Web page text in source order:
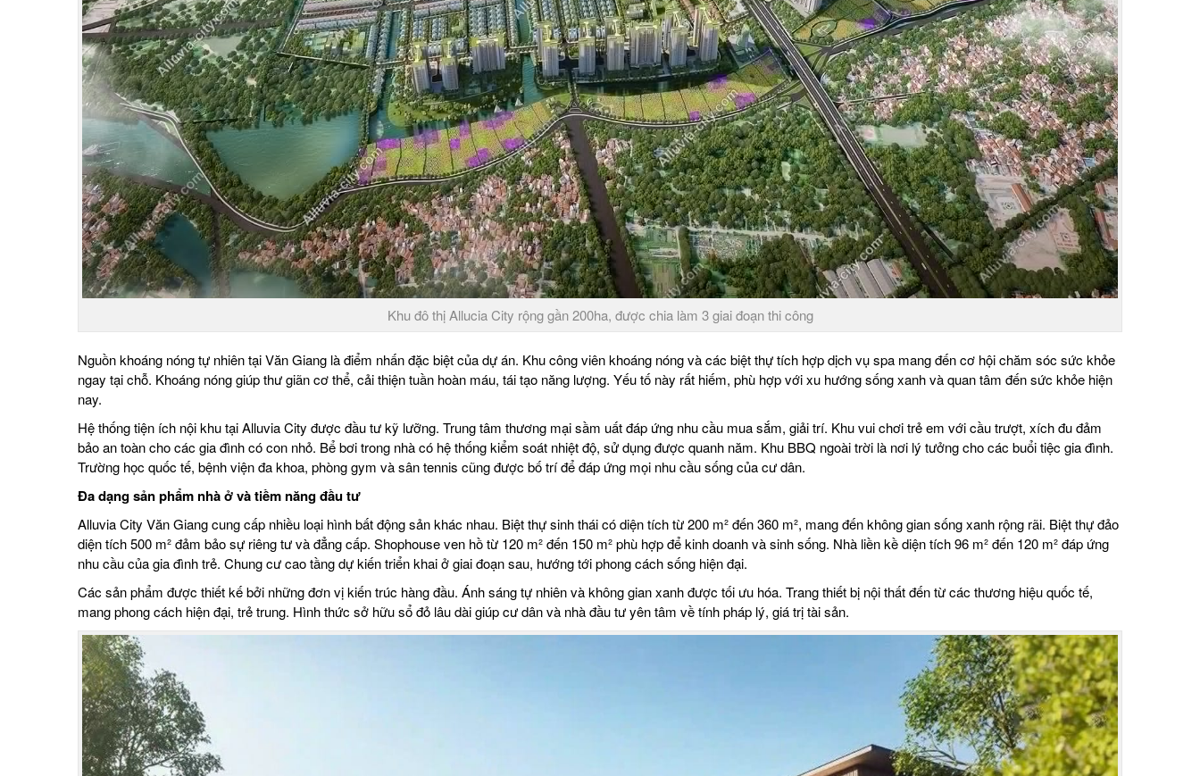
Khu đô thị Allucia City rộng gần 200ha, được chia làm 3 giai đoạn thi công
Nguồn khoáng nóng tự nhiên tại Văn Giang là điểm nhấn đặc biệt của dự án. Khu công viên khoáng nóng và các biệt thự tích hợp dịch vụ spa mang đến cơ hội chăm sóc sức khỏe
ngay tại chỗ. Khoáng nóng giúp thư giãn cơ thể, cải thiện tuần hoàn máu, tái tạo năng lượng. Yếu tố này rất hiếm, phù hợp với xu hướng sống xanh và quan tâm đến sức khỏe hiện
nay.
Hệ thống tiện ích nội khu tại Alluvia City được đầu tư kỹ lưỡng. Trung tâm thương mại sầm uất đáp ứng nhu cầu mua sắm, giải trí. Khu vui chơi trẻ em với cầu trượt, xích đu đảm
bảo an toàn cho các gia đình có con nhỏ. Bể bơi trong nhà có hệ thống kiểm soát nhiệt độ, sử dụng được quanh năm. Khu BBQ ngoài trời là nơi lý tưởng cho các buổi tiệc gia đình.
Trường học quốc tế, bệnh viện đa khoa, phòng gym và sân tennis cũng được bố trí để đáp ứng mọi nhu cầu sống của cư dân.
Đa dạng sản phẩm nhà ở và tiềm năng đầu tư
Alluvia City Văn Giang cung cấp nhiều loại hình bất động sản khác nhau. Biệt thự sinh thái có diện tích từ 200 m² đến 360 m², mang đến không gian sống xanh rộng rãi. Biệt thự đảo
diện tích 500 m² đảm bảo sự riêng tư và đẳng cấp. Shophouse ven hồ từ 120 m² đến 150 m² phù hợp để kinh doanh và sinh sống. Nhà liền kề diện tích 96 m² đến 120 m² đáp ứng
nhu cầu của gia đình trẻ. Chung cư cao tầng dự kiến triển khai ở giai đoạn sau, hướng tới phong cách sống hiện đại.
Các sản phẩm được thiết kế bởi những đơn vị kiến trúc hàng đầu. Ánh sáng tự nhiên và không gian xanh được tối ưu hóa. Trang thiết bị nội thất đến từ các thương hiệu quốc tế,
mang phong cách hiện đại, trẻ trung. Hình thức sở hữu sổ đỏ lâu dài giúp cư dân và nhà đầu tư yên tâm về tính pháp lý, giá trị tài sản.